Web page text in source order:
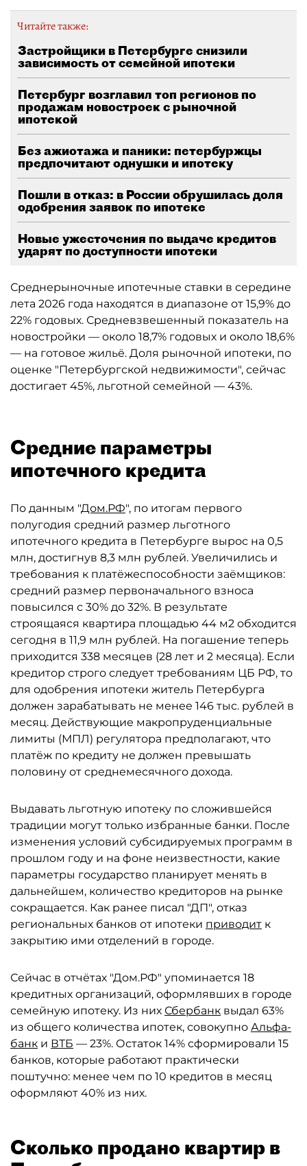
Читайте также:
Застройщики в Петербурге снизили
зависимость от семейной ипотеки
Петербург возглавил топ регионов по
продажам новостроек с рыночной
ипотекой
Без ажиотажа и паники: петербуржцы
предпочитают однушки и ипотеку
Пошли в отказ: в России обрушилась доля
одобрения заявок по ипотеке
Новые ужесточения по выдаче кредитов
ударят по доступности ипотеки
Среднерыночные ипотечные ставки в середине
лета 2026 года находятся в диапазоне от 15,9% до
22% годовых. Средневзвешенный показатель на
новостройки — около 18,7% годовых и около 18,6%
— на готовое жильё. Доля рыночной ипотеки, по
оценке "Петербургской недвижимости", сейчас
достигает 45%, льготной семейной — 43%.
Средние параметры
ипотечного кредита
По данным "Дом.РФ", по итогам первого
полугодия средний размер льготного
ипотечного кредита в Петербурге вырос на 0,5
млн, достигнув 8,3 млн рублей. Увеличились и
требования к платёжеспособности заёмщиков:
средний размер первоначального взноса
повысился с 30% до 32%. В результате
строящаяся квартира площадью 44 м2 обходится
сегодня в 11,9 млн рублей. На погашение теперь
приходится 338 месяцев (28 лет и 2 месяца). Если
кредитор строго следует требованиям ЦБ РФ, то
для одобрения ипотеки житель Петербурга
должен зарабатывать не менее 146 тыс. рублей в
месяц. Действующие макропруденциальные
лимиты (МПЛ) регулятора предполагают, что
платёж по кредиту не должен превышать
половину от среднемесячного дохода.
Выдавать льготную ипотеку по сложившейся
традиции могут только избранные банки. После
изменения условий субсидируемых программ в
прошлом году и на фоне неизвестности, какие
параметры государство планирует менять в
дальнейшем, количество кредиторов на рынке
сокращается. Как ранее писал "ДП", отказ
региональных банков от ипотеки приводит к
закрытию ими отделений в городе.
Сейчас в отчётах "Дом.РФ" упоминается 18
кредитных организаций, оформлявших в городе
семейную ипотеку. Из них Сбербанк выдал 63%
из общего количества ипотек, совокупно Альфа-
банк и ВТБ — 23%. Остаток 14% сформировали 15
банков, которые работают практически
поштучно: менее чем по 10 кредитов в месяц
оформляют 40% из них.
Сколько продано квартир в